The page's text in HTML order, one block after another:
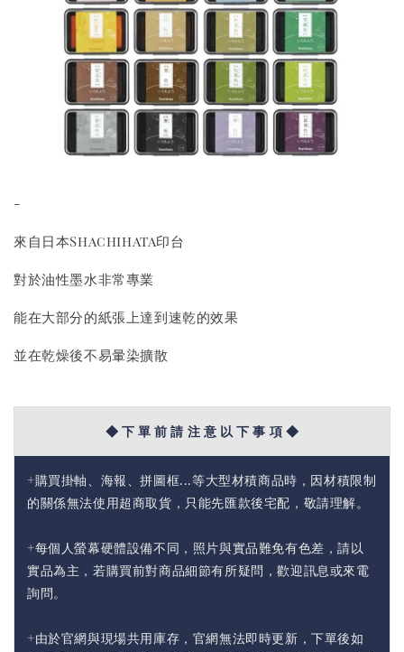
-
來自日本Shachihata印台
對於油性墨水非常專業
能在大部分的紙張上達到速乾的效果
並在乾燥後不易暈染擴散
◆ 下 單 前 請 注 意 以 下 事 項 ◆
+購買掛軸、海報、拼圖框...等大型材積商品時，因材積限制
的關係無法使用超商取貨，只能先匯款後宅配，敬請理解。
+每個人螢幕硬體設備不同，照片與實品難免有色差，請以
實品為主，若購買前對商品細節有所疑問，歡迎訊息或來電
詢問。
+由於官網與現場共用庫存，官網無法即時更新，下單後如